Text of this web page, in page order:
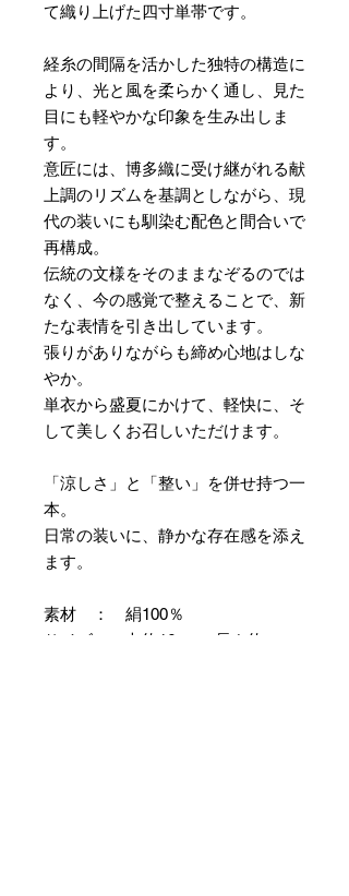
て織り上げた四寸単帯です。
経糸の間隔を活かした独特の構造に
より、光と風を柔らかく通し、見た
目にも軽やかな印象を生み出しま
す。
意匠には、博多織に受け継がれる献
上調のリズムを基調としながら、現
代の装いにも馴染む配色と間合いで
再構成。
伝統の文様をそのままなぞるのでは
なく、今の感覚で整えることで、新
たな表情を引き出しています。
張りがありながらも締め心地はしな
やか。
単衣から盛夏にかけて、軽快に、そ
して美しくお召しいただけます。
「涼しさ」と「整い」を併せ持つ一
本。
日常の装いに、静かな存在感を添え
ます。
素材 ： 絹100％
サイズ： 巾約16cm 長さ約